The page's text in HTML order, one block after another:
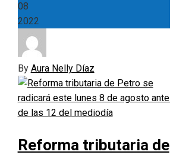
08
2022
By Aura Nelly Díaz
Reforma tributaria de